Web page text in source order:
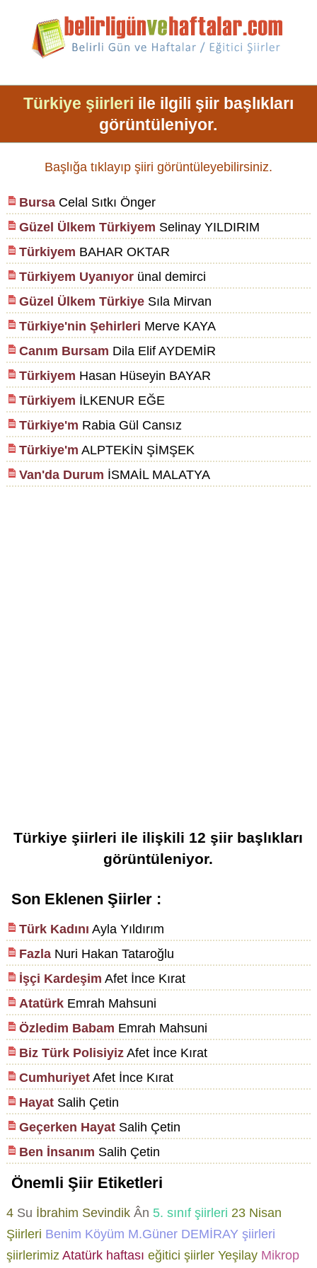
Türkiye şiirleri ile ilgili şiir başlıkları
görüntüleniyor.
Başlığa tıklayıp şiiri görüntüleyebilirsiniz.
BursaCelal Sıtkı Önger
Güzel Ülkem Türkiyem Selinay YILDIRIM
Türkiyem BAHAR OKTAR
Türkiyem Uyanıyorünal demirci
Güzel Ülkem TürkiyeSıla Mirvan
Türkiye'nin Şehirleri Merve KAYA
Canım Bursam Dila Elif AYDEMİR
Türkiyem Hasan Hüseyin BAYAR
Türkiyem İLKENUR EĞE
Türkiye'm Rabia Gül Cansız
Türkiye'm ALPTEKİN ŞİMŞEK
Van'da Durum İSMAİL MALATYA
Türkiye şiirleri ile ilişkili 12 şiir başlıkları
görüntüleniyor.
Son Eklenen Şiirler :
Türk Kadını Ayla Yıldırım
FazlaNuri Hakan Tataroğlu
İşçi Kardeşim Afet İnce Kırat
AtatürkEmrah Mahsuni
Özledim Babam Emrah Mahsuni
Biz Türk PolisiyizAfet İnce Kırat
CumhuriyetAfet İnce Kırat
HayatSalih Çetin
Geçerken HayatSalih Çetin
Ben İnsanım Salih Çetin
Önemli Şiir Etiketleri
4 Su İbrahim Sevindik Ân 5. sınıf şiirleri 23 Nisan
Şiirleri Benim Köyüm M.Güner DEMİRAY şiirleri
şiirlerimiz Atatürk haftası eğitici şiirler Yeşilay Mikrop